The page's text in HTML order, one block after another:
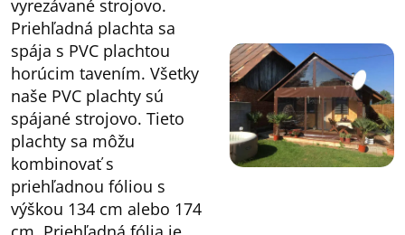
vyrezávané strojovo.
Priehľadná plachta sa
spája s PVC plachtou
horúcim tavením. Všetky
naše PVC plachty sú
spájané strojovo. Tieto
plachty sa môžu
kombinovať s
priehľadnou fóliou s
výškou 134 cm alebo 174